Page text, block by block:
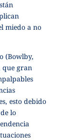
miedo a no
(Bowlby,
que gran
esto debido
lo